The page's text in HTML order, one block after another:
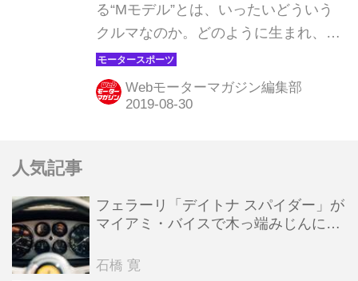
る“Mモデル”とは、いったいどういう
クルマなのか。どのように生まれ、ど
のように進化してきたのか。この連載
企画ではその誕生から最新作までを紹
介しながら、その本質、魅力を探って
Webモーターマガジン編集部
人気記事
フェラーリ「デイトナ スパイダー」が
マイアミ・バイスで木っ端みじんにな
石橋 寛